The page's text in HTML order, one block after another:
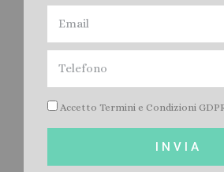
Accetto Termini e Condizioni
I N V I A